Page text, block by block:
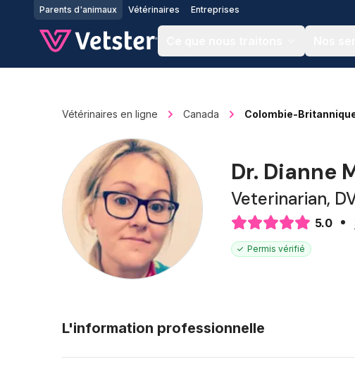
Jump to main content
Parents d'animaux Vétérinaires Entreprises
Vétérinaires en ligne Canada Colombie-
Dr. Dianne
Veterinarian,
5.0
Permis vérifié
L'information professionnelle